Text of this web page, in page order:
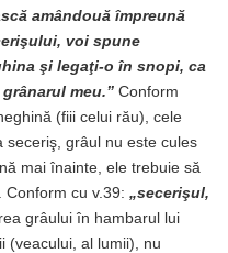
amândouă împreună
voi spune
şi legaţi-o în snopi, ca
meu.” Conform
(fiii celui rău), cele
grâul nu este cules
mai înainte, ele trebuie să
cu v.39: „secerişul,
grâului în hambarul lui
(veacului, al lumii), nu